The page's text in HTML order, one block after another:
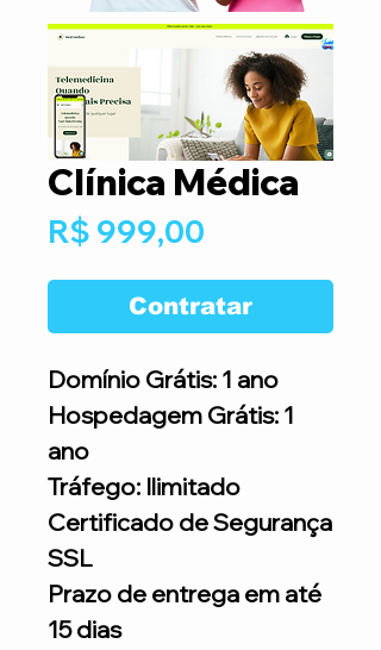
Clínica Médica
R$ 999,00
Contratar
Domínio Grátis: 1 ano
Hospedagem Grátis: 1
ano
Tráfego: Ilimitado
Certificado de Segurança
SSL
Prazo de entrega em até
15 dias